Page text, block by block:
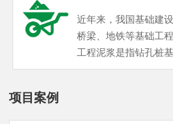
路工程、房屋建筑工程、水
务工程及市政管网工程；拆
除废弃物主要来源于道路工
程及城市更新工程；施工废
程，装修废弃物主要来源于
近年来，我国基础建
桥梁、地铁等基础工
工程泥浆是指钻孔桩
泥水盾构施工、水平
可知，工程泥浆具有
高、深度脱水较困难
项目案例